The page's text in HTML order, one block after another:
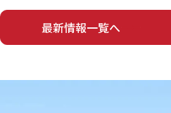
最新情報一覧へ